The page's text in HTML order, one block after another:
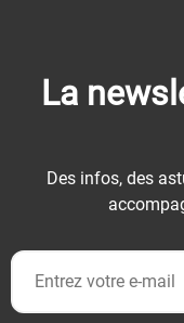
La
Des infos, des